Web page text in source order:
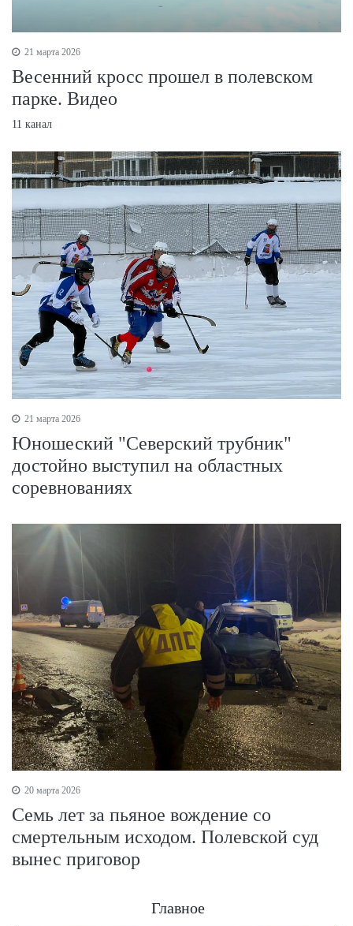
21 марта 2026
Весенний кросс прошел в полевском
парке. Видео
11 канал
21 марта 2026
Юношеский "Северский трубник"
достойно выступил на областных
соревнованиях
20 марта 2026
Семь лет за пьяное вождение со
смертельным исходом. Полевской суд
вынес приговор
Главное